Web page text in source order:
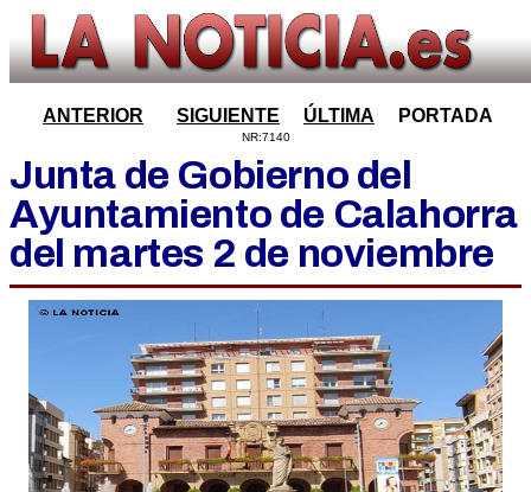
ANTERIOR SIGUIENTE ÚLTIMA PORTADA
NR:7140
Junta de Gobierno del
Ayuntamiento de Calahorra
del martes 2 de noviembre